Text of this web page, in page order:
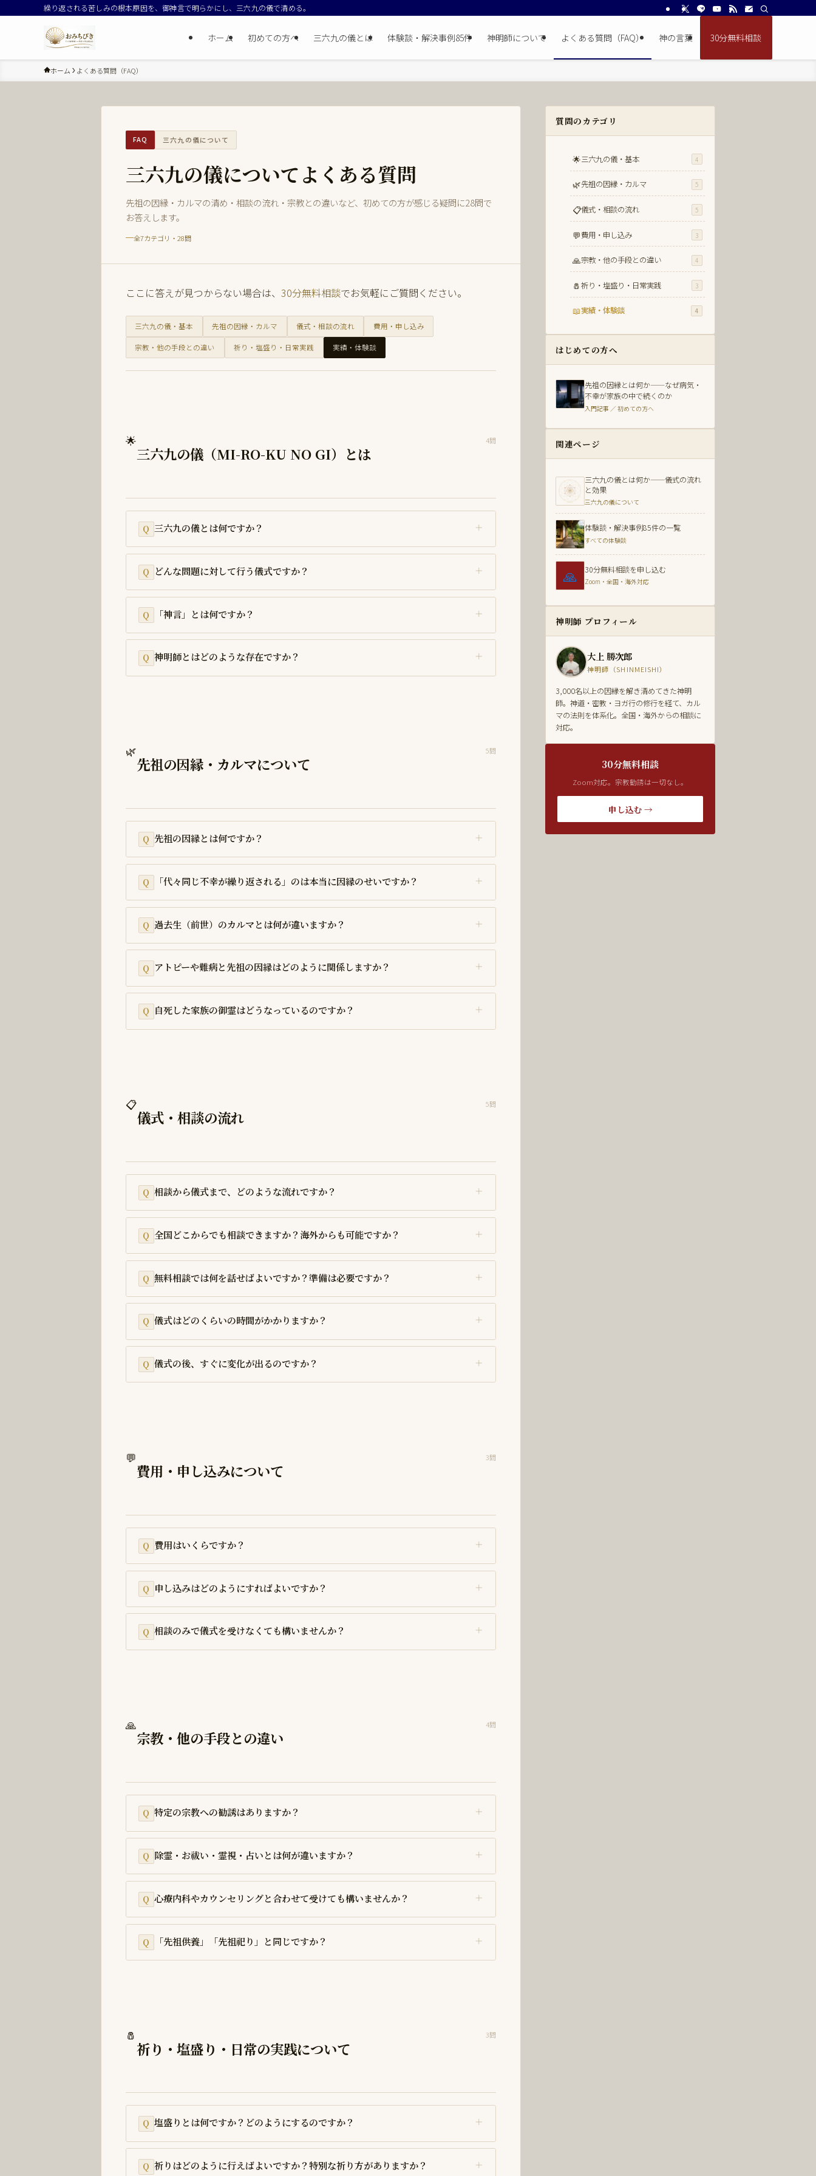
繰り返される苦しみの根本原因を、御神言で明らかにし、三六九の儀で清める。
ホーム 初めての方へ 三六九の儀とは 体験談・解決事例85件 神明師について よくある質問（FAQ） 神の言葉 30分無料相談
ホーム よくある質問（FAQ）
FAQ 三六九の儀について
三六九の儀についてよくある質問
先祖の因縁・カルマの清め・相談の流れ・宗教との違いなど、初めての方が感じる疑問に28問で
お答えします。
全7カテゴリ・28問
ここに答えが見つからない場合は、 30分無料相談でお気軽にご質問ください。
三六九の儀・基本 先祖の因縁・カルマ 儀式・相談の流れ 費用・申し込み
宗教・他の手段との違い 祈り・塩盛り・日常実践 実績・体験談
🌟
三六九の儀（MI-RO-KU NO GI）とは
4問
三六九の儀とは何ですか？
どんな問題に対して行う儀式ですか？
「神言」とは何ですか？
神明師とはどのような存在ですか？
🌿
先祖の因縁・カルマについて
5問
先祖の因縁とは何ですか？
「代々同じ不幸が繰り返される」のは本当に因縁のせいですか？
過去生（前世）のカルマとは何が違いますか？
アトピーや難病と先祖の因縁はどのように関係しますか？
自死した家族の御霊はどうなっているのですか？
📋
儀式・相談の流れ
5問
相談から儀式まで、どのような流れですか？
全国どこからでも相談できますか？海外からも可能ですか？
無料相談では何を話せばよいですか？準備は必要ですか？
儀式はどのくらいの時間がかかりますか？
儀式の後、すぐに変化が出るのですか？
💬
費用・申し込みについて
3問
費用はいくらですか？
申し込みはどのようにすればよいですか？
相談のみで儀式を受けなくても構いませんか？
🙏
宗教・他の手段との違い
4問
特定の宗教への勧誘はありますか？
除霊・お祓い・霊視・占いとは何が違いますか？
心療内科やカウンセリングと合わせて受けても構いませんか？
「先祖供養」「先祖祀り」と同じですか？
🧂
祈り・塩盛り・日常の実践について
3問
塩盛りとは何ですか？どのようにするのですか？
祈りはどのように行えばよいですか？特別な祈り方がありますか？
質問のカテゴリ
🌟三六九の儀・基本 4
🌿先祖の因縁・カルマ 5
📋儀式・相談の流れ 5
💬費用・申し込み 3
🙏宗教・他の手段との違い 4
🧂祈り・塩盛り・日常実践 3
📖実績・体験談 4
はじめての方へ
先祖の因縁とは何か——なぜ病気・
不幸が家族の中で続くのか
入門記事 ／ 初めての方へ
関連ページ
三六九の儀とは何か——儀式の流れ
と効果
三六九の儀について
体験談・解決事例85件の一覧
すべての体験談
🙏 30分無料相談を申し込む
Zoom・全国・海外対応
神明師 プロフィール
大上 勝次郎
神明師（SHINMEISHI）
3,000名以上の因縁を解き清めてきた神明
師。神道・密教・ヨガ行の修行を経て、カル
マの法則を体系化。全国・海外からの相談に
対応。
30分無料相談
Zoom対応。宗教勧誘は一切なし。
申し込む →